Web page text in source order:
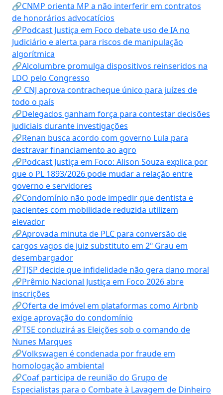
🔗CNMP orienta MP a não interferir em contratos
de honorários advocatícios
🔗Podcast Justiça em Foco debate uso de IA no
Judiciário e alerta para riscos de manipulação
algorítmica
🔗Alcolumbre promulga dispositivos reinseridos na
LDO pelo Congresso
🔗 CNJ aprova contracheque único para juízes de
todo o país
🔗Delegados ganham força para contestar decisões
judiciais durante investigações
🔗Renan busca acordo com governo Lula para
destravar financiamento ao agro
🔗Podcast Justiça em Foco: Alison Souza explica por
que o PL 1893/2026 pode mudar a relação entre
governo e servidores
🔗Condomínio não pode impedir que dentista e
pacientes com mobilidade reduzida utilizem
elevador
🔗Aprovada minuta de PLC para conversão de
cargos vagos de juiz substituto em 2º Grau em
desembargador
🔗TJSP decide que infidelidade não gera dano moral
🔗Prêmio Nacional Justiça em Foco 2026 abre
inscrições
🔗Oferta de imóvel em plataformas como Airbnb
exige aprovação do condomínio
🔗TSE conduzirá as Eleições sob o comando de
Nunes Marques
🔗Volkswagen é condenada por fraude em
homologação ambiental
🔗Coaf participa de reunião do Grupo de
Especialistas para o Combate à Lavagem de Dinheiro